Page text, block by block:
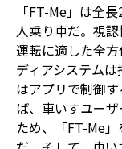
「FT-Me」は全
人乗り車だ。視
運転に適した全
ディアシステム
はアプリで制御
ば、車いすユー
ため、「FT-Me